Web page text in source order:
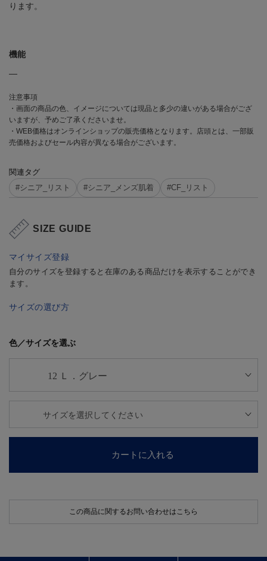
ります。
機能
―
注意事項
・画面の商品の色、イメージについては現品と多少の違いがある場合がござ
いますが、予めご了承くださいませ。
・WEB価格はオンラインショップの販売価格となります。店頭とは、一部販
売価格およびセール内容が異なる場合がございます。
関連タグ
#シニア_リスト
#シニア_メンズ肌着 #CF_リスト
SIZE GUIDE
マイサイズ登録
自分のサイズを登録すると在庫のある商品だけを表示することができ
ます。
サイズの選び方
色／サイズを選ぶ
カートに入れる
この商品に関するお問い合わせはこちら